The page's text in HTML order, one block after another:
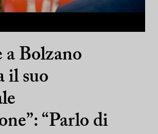
a Bolzano
il suo
“Parlo di